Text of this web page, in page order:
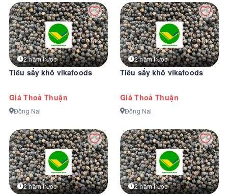
2 năm trước
Tiêu sấy khô vikafoods
Giá Thoả Thuận
Đồng Nai
2 năm trước
Tiêu sấy khô vikafoods
Giá Thoả Thuận
Đồng Nai
2 năm trước 2 năm trước